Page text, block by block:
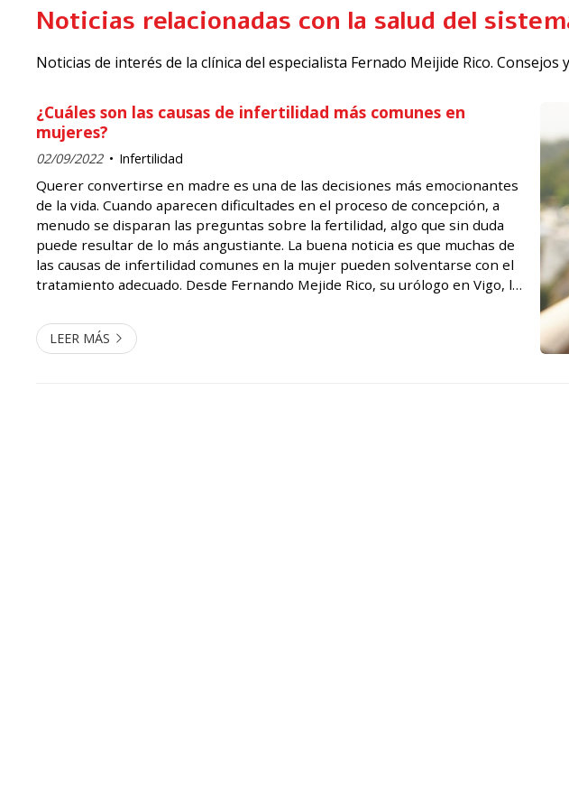
Noticias relacionadas con la salud del
Noticias de interés de la clínica del especialista Fernado Meijide Rico.
¿Cuáles son las causas de infertilidad más comunes en
mujeres?
02/09/2022 Infertilidad
Querer convertirse en madre es una de las decisiones más emocionantes
de la vida. Cuando aparecen dificultades en el proceso de concepción, a
menudo se disparan las preguntas sobre la fertilidad, algo que sin duda
puede resultar de lo más angustiante. La buena noticia es que muchas de
las causas de infertilidad comunes en la mujer pueden solventarse con el
tratamiento adecuado. Desde Fernando Mejide Rico, su urólogo en Vigo, le
LEER MÁS